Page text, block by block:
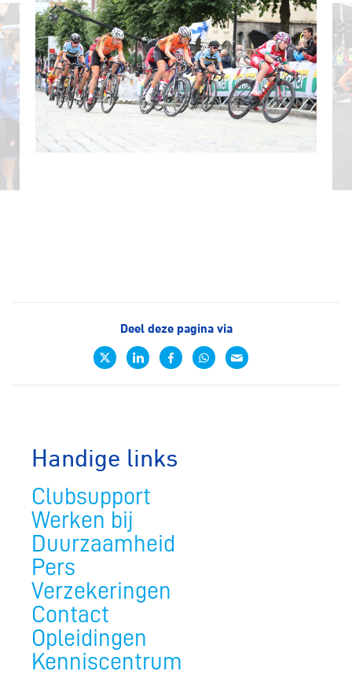
Deel deze pagina via
Handige links
Clubsupport
Werken bij
Duurzaamheid
Pers
Verzekeringen
Contact
Opleidingen
Kenniscentrum